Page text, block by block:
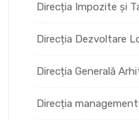
Direcția Impozite și
Direcția Dezvoltare
Direcția Generală
Direcția